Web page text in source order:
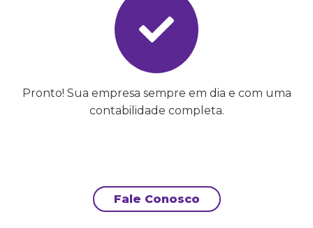
Pronto! Sua empresa sempre em dia e com uma
contabilidade completa.
Fale Conosco